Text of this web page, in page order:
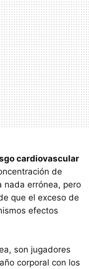
cardiovascular
de
nada errónea, pero
que el exceso de
efectos
son jugadores
corporal con los